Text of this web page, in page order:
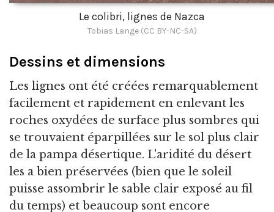
Le colibri, lignes de Nazca
Tobias Lange (CC BY-NC-SA)
Dessins et dimensions
Les lignes ont été créées remarquablement
facilement et rapidement en enlevant les
roches oxydées de surface plus sombres qui
se trouvaient éparpillées sur le sol plus clair
de la pampa désertique. L'aridité du désert
les a bien préservées (bien que le soleil
puisse assombrir le sable clair exposé au fil
du temps) et beaucoup sont encore